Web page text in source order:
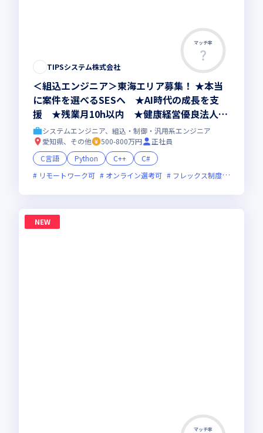
マッチ率
TIPSシステム株式会社
＜組込エンジニア＞東海エリア募集！ ★本当
に案件を選べるSESへ ★AI時代の成長を支
援 ★残業月10h以内 ★健康経営優良法人20
26認定
システムエンジニア、組込・制御・汎用系エンジニア
愛知県、その他
500-800万円
正社員
C言語
Python C++
C#
リモートワーク可
オンライン選考可 フレックス制度あり
NEW
マッチ率